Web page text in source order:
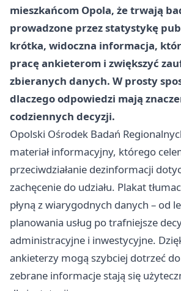
mieszkańcom Opola, że trwają
prowadzone przezstatystykę
krótka, widoczna informacja,
pracę ankieterom i zwiększyć
zbieranych danych. W prosty
dlaczego odpowiedzi mają
codziennych decyzji.
Opolski Ośrodek Badań
materiał informacyjny, którego
przeciwdziałanie dezinformacji
zachęcenie do udziału. Plakat
płyną z wiarygodnych danych – od
planowania usług po trafniejsze
administracyjne i inwestycyjne.
ankieterzy mogą szybciej dotrzeć
zebrane informacje stają się